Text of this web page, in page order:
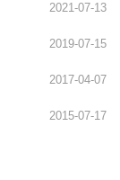
2021-07-13
2019-07-15
2017-04-07
2015-07-17